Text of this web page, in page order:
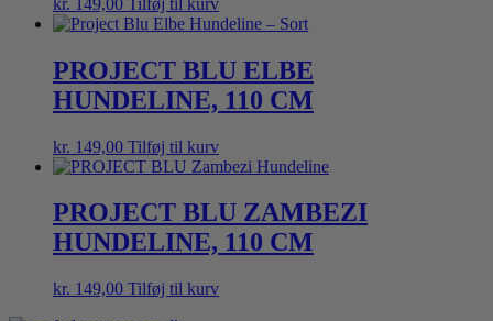
PROJECT BLU ELBE
HUNDELINE, 110 CM
kr. 149,00 Tilføj til kurv
PROJECT BLU ZAMBEZI
HUNDELINE, 110 CM
kr. 149,00 Tilføj til kurv